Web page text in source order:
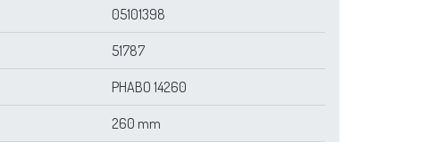
05101398
51787
PHABO 14260
260 mm